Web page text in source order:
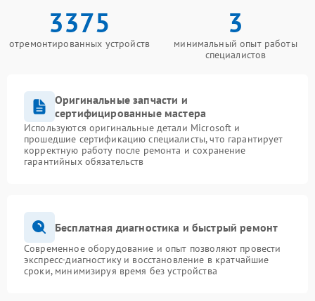
3375
отремонтированных устройств
3
минимальный опыт работы
специалистов
Оригинальные запчасти и
сертифицированные мастера
Используются оригинальные детали Microsoft и
прошедшие сертификацию специалисты, что гарантирует
корректную работу после ремонта и сохранение
гарантийных обязательств
Бесплатная диагностика и быстрый ремонт
Современное оборудование и опыт позволяют провести
экспресс-диагностику и восстановление в кратчайшие
сроки, минимизируя время без устройства